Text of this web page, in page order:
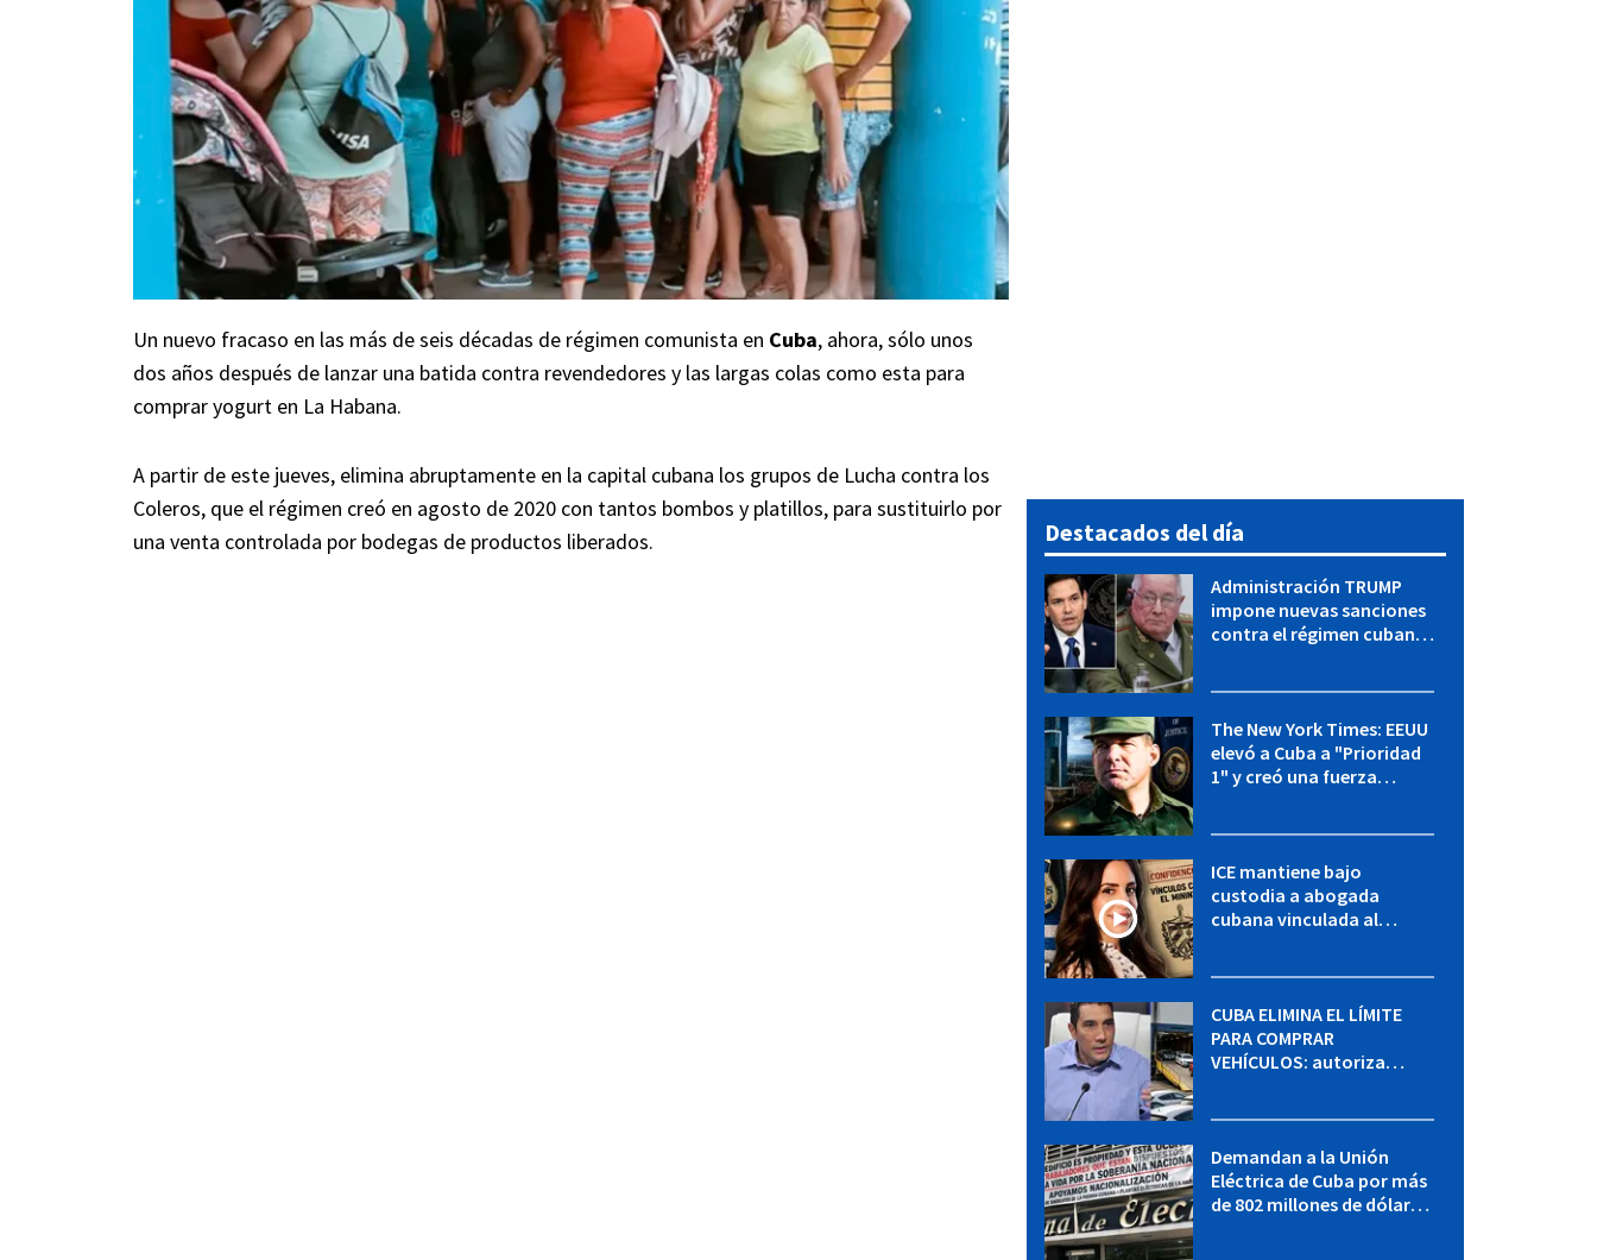
Un nuevo fracaso en las más de seis décadas de régimen comunista en Cuba, ahora, sólo unos
dos años después de lanzar una batida contra revendedores y las largas colas como esta para
comprar yogurt en La Habana.
A partir de este jueves, elimina abruptamente en la capital cubana los grupos de Lucha contra los
Coleros, que el régimen creó en agosto de 2020 con tantos bombos y platillos, para sustituirlo por
una venta controlada por bodegas de productos liberados.
Destacados del día
Administración TRUMP
impone nuevas sanciones
contra el régimen cubano:
The New York Times: EEUU
elevó a Cuba a "Prioridad
1" y creó una fuerza
ICE mantiene bajo
custodia a abogada
cubana vinculada al
CUBA ELIMINA EL LÍMITE
PARA COMPRAR
VEHÍCULOS: autoriza
Demandan a la Unión
Eléctrica de Cuba por más
de 802 millones de dólares